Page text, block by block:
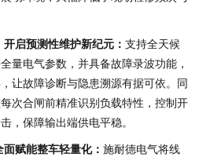
启预测性维护新纪元： 支持全天候
量电气参数，并具备故障录波功能，
让故障诊断与隐患溯源有据可依。同
次合闸前精准识别负载特性，控制开
，保障输出端供电平稳。
赋能整车轻量化： 施耐德电气将线